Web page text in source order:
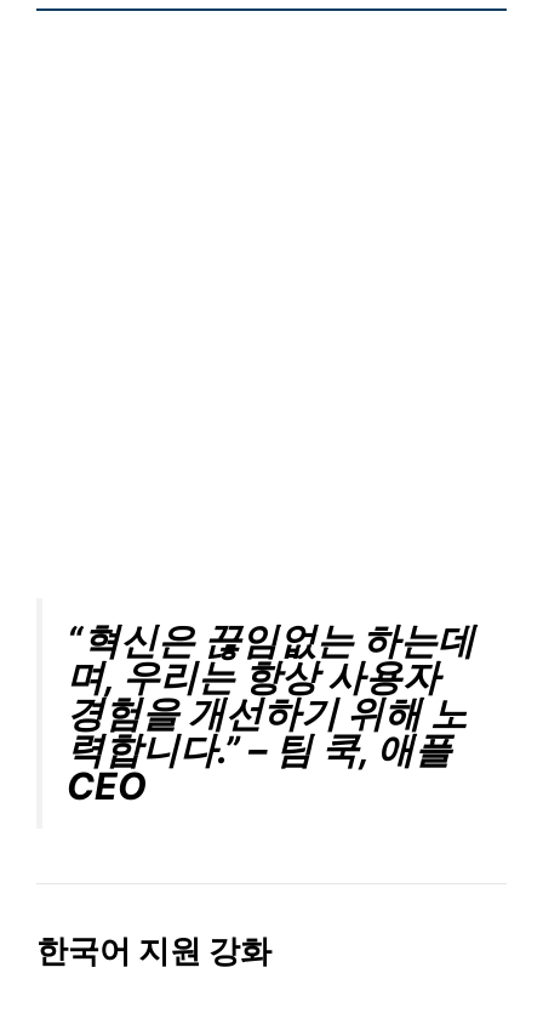
“혁신은 끊임없는 하는데
며, 우리는 항상 사용자
경험을 개선하기 위해 노
력합니다.” – 팀 쿡, 애플
CEO
한국어 지원 강화